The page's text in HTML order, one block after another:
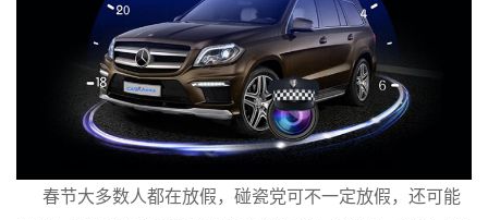
春节大多数人都在放假，碰瓷党可不一定放假，还可能